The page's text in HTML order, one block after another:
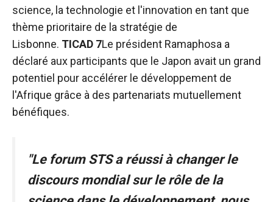
science, la technologie et l'innovation en tant que
thème prioritaire de la stratégie de
Lisbonne. TICAD 7Le président Ramaphosa a
déclaré aux participants que le Japon avait un grand
potentiel pour accélérer le développement de
l'Afrique grâce à des partenariats mutuellement
bénéfiques.
"Le forum STSa réussi à changer le
discours mondial sur le rôle de la